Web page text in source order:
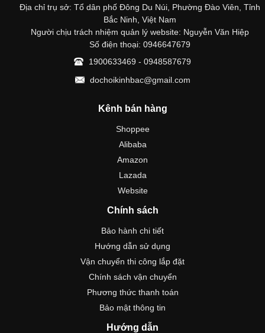
Địa chỉ trụ sở: Tổ dân phố Đông Du Núi, Phường Đào Viên, Tỉnh
Bắc Ninh, Việt Nam
Người chịu trách nhiệm quản lý website: Nguyễn Văn Hiệp
Số điện thoại: 0946647679
1900633469 - 0948587679
dochoikinhbac@gmail.com
Kênh bán hàng
Shoppee
Alibaba
Amazon
Lazada
Website
Chính sách
Bảo hành chi tiết
Hướng dẫn sử dụng
Vận chuyển thi công lắp đặt
Chính sách vận chuyển
Phương thức thanh toán
Bảo mật thông tin
Hướng dẫn